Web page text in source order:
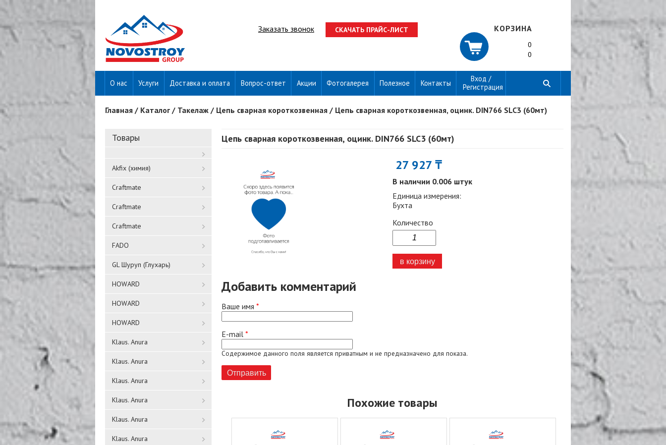
Заказать звонок СКАЧАТЬ ПРАЙС-ЛИСТ КОРЗИНА
0
0
О нас Услуги Доставка и оплата Вопрос-ответ Акции Фотогалерея Полезное Контакты
Вход /
Регистрация
Вы здесь
Главная / Каталог / Такелаж / Цепь сварная короткозвенная / Цепь сварная короткозвенная, оцинк. DIN766 SLC3 (60мт)
Товары
Akfix (химия)
Craftmate
Craftmate
Craftmate
FADO
GL Шуруп (Глухарь)
HOWARD
HOWARD
HOWARD
Klaus. Anura
Klaus. Anura
Klaus. Anura
Klaus. Anura
Klaus. Anura
Klaus. Anura
Цепь сварная короткозвенная, оцинк. DIN766 SLC3 (60мт)
27 927 ₸
В наличии 0.006 штук
Единица измерения:
Бухта
Количество
Добавить комментарий
Ваше имя *
E-mail *
Содержимое данного поля является приватным и не предназначено для показа.
Похожие товары